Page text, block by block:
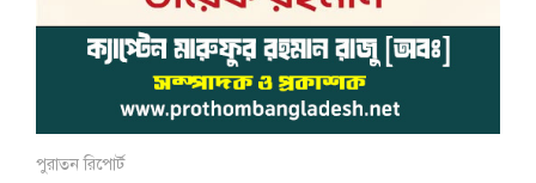
পুরাতন রিপোর্ট